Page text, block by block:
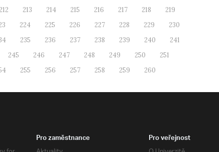
212 213 214 215 216 217 218
219
224 225 226 227 228 229
230
235 236 237 238 239 240
241
245 246 247 248 249 250
251
255 256 257 258 259 260
Pro zaměstnance Pro veřejnost